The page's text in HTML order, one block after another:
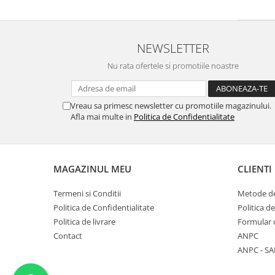
NEWSLETTER
Nu rata ofertele si promotiile noastre
Vreau sa primesc newsletter cu promotiile magazinului.
Afla mai multe in Politica de Confidentialitate
MAGAZINUL MEU
Termeni si Conditii
Politica de Confidentialitate
Politica de livrare
Contact
CLIENTI
Metode
Politica
Formular
ANPC
ANPC -